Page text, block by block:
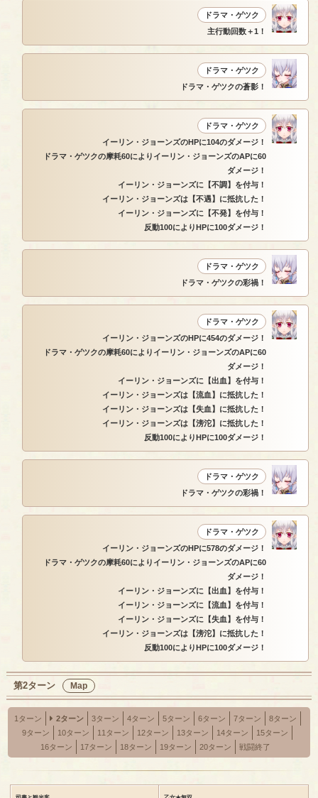
ドラマ・ゲツク
主行動回数＋1！
ドラマ・ゲツク
ドラマ・ゲツクの蒼影！
ドラマ・ゲツク
イーリン・ジョーンズのHPに104のダメージ！
ドラマ・ゲツクの摩耗60によりイーリン・ジョーンズのAPに60
ダメージ！
イーリン・ジョーンズに【不調】を付与！
イーリン・ジョーンズは【不遇】に抵抗した！
イーリン・ジョーンズに【不発】を付与！
反動100によりHPに100ダメージ！
ドラマ・ゲツク
ドラマ・ゲツクの彩禍！
ドラマ・ゲツク
イーリン・ジョーンズのHPに454のダメージ！
ドラマ・ゲツクの摩耗60によりイーリン・ジョーンズのAPに60
ダメージ！
イーリン・ジョーンズに【出血】を付与！
イーリン・ジョーンズは【流血】に抵抗した！
イーリン・ジョーンズは【失血】に抵抗した！
イーリン・ジョーンズは【滂沱】に抵抗した！
反動100によりHPに100ダメージ！
ドラマ・ゲツク
ドラマ・ゲツクの彩禍！
ドラマ・ゲツク
イーリン・ジョーンズのHPに578のダメージ！
ドラマ・ゲツクの摩耗60によりイーリン・ジョーンズのAPに60
ダメージ！
イーリン・ジョーンズに【出血】を付与！
イーリン・ジョーンズに【流血】を付与！
イーリン・ジョーンズに【失血】を付与！
イーリン・ジョーンズは【滂沱】に抵抗した！
反動100によりHPに100ダメージ！
第2ターン Map
1ターン 2ターン 3ターン 4ターン 5ターン 6ターン 7ターン
8ターン
9ターン
10ターン 11ターン 12ターン 13ターン 14ターン
15ターン
16ターン
17ターン 18ターン 19ターン 20ターン 戦闘終了